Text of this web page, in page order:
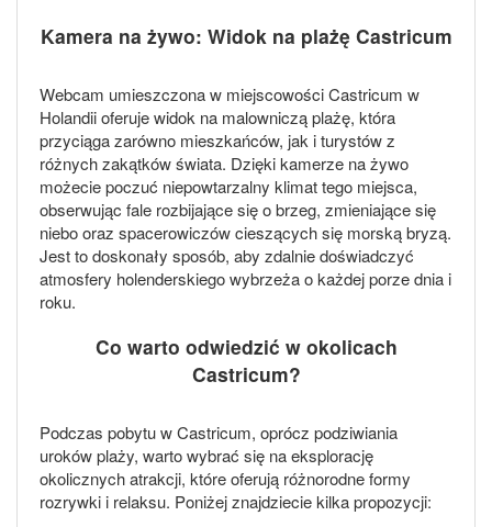
Kamera na żywo: Widok na plażę Castricum
Webcam umieszczona w miejscowości Castricum w
Holandii oferuje widok na malowniczą plażę, która
przyciąga zarówno mieszkańców, jak i turystów z
różnych zakątków świata. Dzięki kamerze na żywo
możecie poczuć niepowtarzalny klimat tego miejsca,
obserwując fale rozbijające się o brzeg, zmieniające się
niebo oraz spacerowiczów cieszących się morską bryzą.
Jest to doskonały sposób, aby zdalnie doświadczyć
atmosfery holenderskiego wybrzeża o każdej porze dnia i
roku.
Co warto odwiedzić w okolicach
Castricum?
Podczas pobytu w Castricum, oprócz podziwiania
uroków plaży, warto wybrać się na eksplorację
okolicznych atrakcji, które oferują różnorodne formy
rozrywki i relaksu. Poniżej znajdziecie kilka propozycji: